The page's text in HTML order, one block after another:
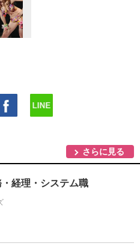
さらに見る
経理・システム職